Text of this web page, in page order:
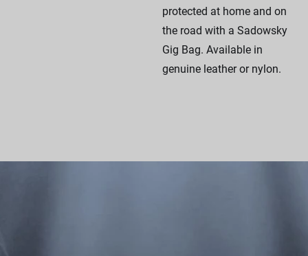
protected at home and on
the road with a Sadowsky
Gig Bag. Available in
genuine leather or nylon.